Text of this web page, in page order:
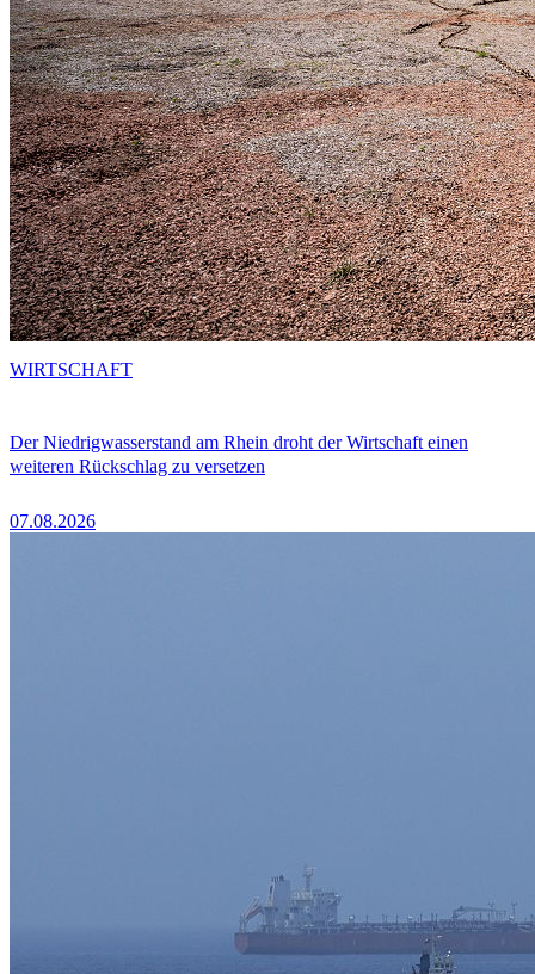
Der Niedrigwasserstand am Rhein droht der Wirtschaft einen
weiteren Rückschlag zu versetzen
07.08.2026
WIRTSCHAFT